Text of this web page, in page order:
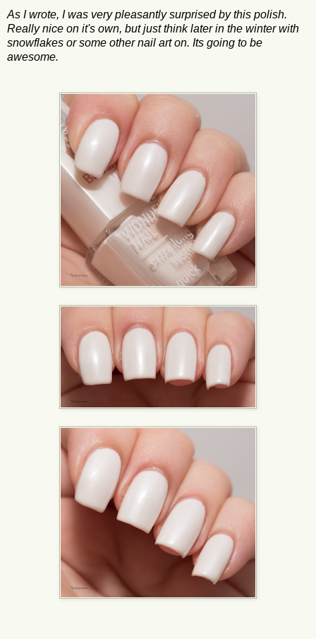
As I wrote, I was very pleasantly surprised by this polish.
Really nice on it's own, but just think later in the winter with
snowflakes or some other nail art on. Its going to be
awesome.